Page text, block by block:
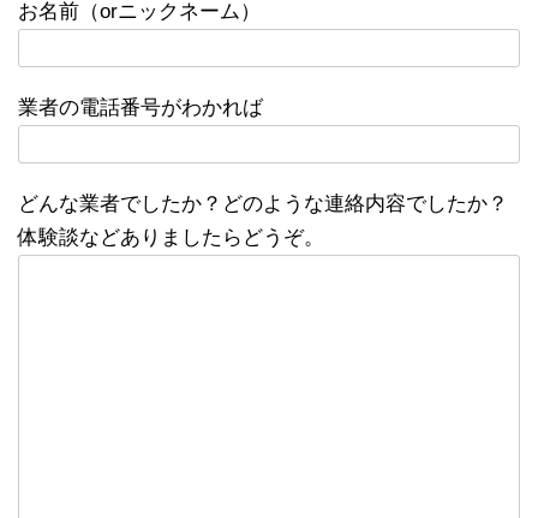
お名前（orニックネーム）
業者の電話番号がわかれば
どんな業者でしたか？どのような連絡内容でしたか？
体験談などありましたらどうぞ。